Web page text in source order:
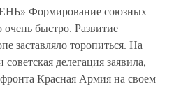
Формирование союзных
быстро. Развитие
заставляло торопиться. На
делегация заявила,
Красная Армия на своем